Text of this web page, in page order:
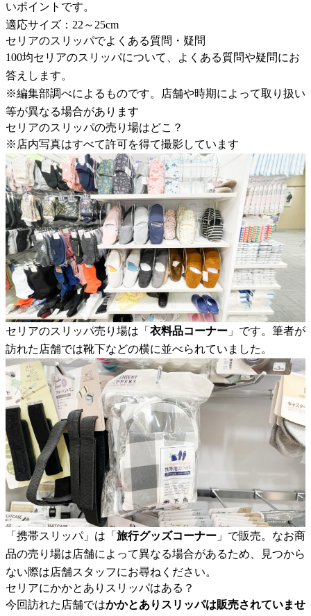
いポイントです。
適応サイズ：22～25cm
セリアのスリッパでよくある質問・疑問
100均セリアのスリッパについて、よくある質問や疑問にお
答えします。
※編集部調べによるものです。店舗や時期によって取り扱い
等が異なる場合があります
セリアのスリッパの売り場はどこ？
※店内写真はすべて許可を得て撮影しています
セリアのスリッパ売り場は「 衣料品コーナー 」です。筆者が
訪れた店舗では靴下などの横に並べられていました。
「携帯スリッパ」は「 旅行グッズコーナー 」で販売。なお商
品の売り場は店舗によって異なる場合があるため、見つから
ない際は店舗スタッフにお尋ねください。
セリアにかかとありスリッパはある？
今回訪れた店舗ではかかとありスリッパは販売されていませ